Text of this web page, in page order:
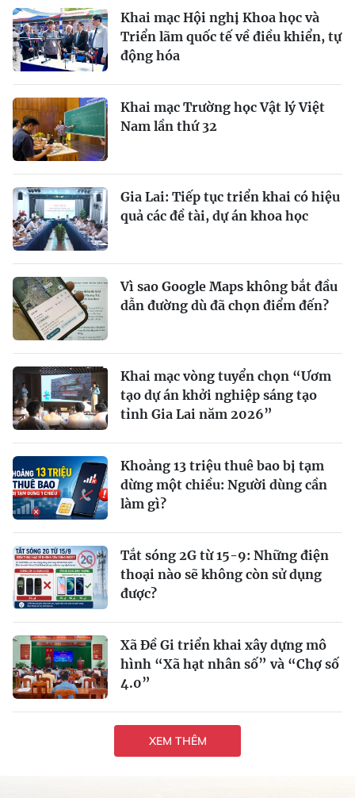
Khai mạc Hội nghị Khoa học và
Triển lãm quốc tế về điều khiển, tự
động hóa
Khai mạc Trường học Vật lý Việt
Nam lần thứ 32
Gia Lai: Tiếp tục triển khai có hiệu
quả các đề tài, dự án khoa học
Vì sao Google Maps không bắt đầu
dẫn đường dù đã chọn điểm đến?
Khai mạc vòng tuyển chọn “Ươm
tạo dự án khởi nghiệp sáng tạo
tỉnh Gia Lai năm 2026”
Khoảng 13 triệu thuê bao bị tạm
dừng một chiều: Người dùng cần
làm gì?
Tắt sóng 2G từ 15-9: Những điện
thoại nào sẽ không còn sử dụng
được?
Xã Đề Gi triển khai xây dựng mô
hình “Xã hạt nhân số” và “Chợ số
4.0”
XEM THÊM